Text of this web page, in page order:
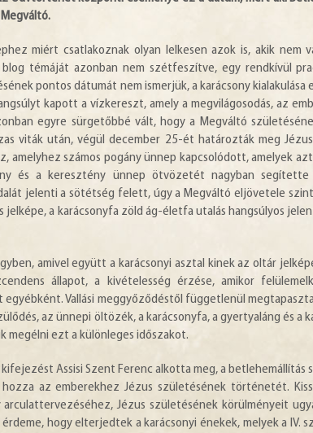
miért csatlakoznak olyan lelkesen azok is, akik nem
témáját azonban nem szétfeszítve, egy rendkívül
pontos dátumát nem ismerjük, a karácsony kialakulása
kapott a vízkereszt, amely a megvilágosodás, az
egyre sürgetőbbé vált, hogy a Megváltó
viták után, végül december 25-ét határozták meg
számos pogány ünnep kapcsolódott, amelyek
és a keresztény ünnep ötvözetét nagyban segítette
jelenti a sötétség felett, úgy a Megváltó eljövetele
a karácsonyfa zöld ág-életfa utalás hangsúlyos
amivel együtt a karácsonyi asztal kinek az oltár
állapot, a kivételesség érzése, amikor
egyébként. Vallási meggyőződéstől függetlenül
az ünnepi öltözék, a karácsonyfa, a gyertyaláng és a
megélni ezt a különleges időszakot.
Assisi Szent Ferenc alkotta meg, a betlehemállítás
az emberekhez Jézus születésének történetét.
Jézus születésének körülményeit
hogy elterjedtek a karácsonyi énekek, melyek a IV.